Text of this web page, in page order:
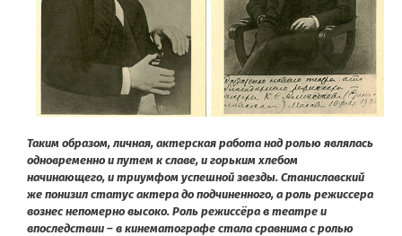
Таким образом, личная, актерская работа над ролью являлась
одновременно и путем к славе, и горьким хлебом
начинающего, и триумфом успешной звезды. Станиславский
же понизил статус актера до подчиненного, а роль режиссера
вознес непомерно высоко. Роль режиссёра в театре и
впоследствии – в кинематографе стала сравнима с ролью